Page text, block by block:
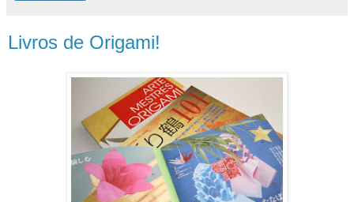
Livros de Origami!